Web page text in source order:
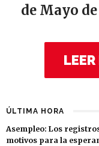
de Mayo
ÚLTIMA HORA
Asempleo: Los
motivos para la